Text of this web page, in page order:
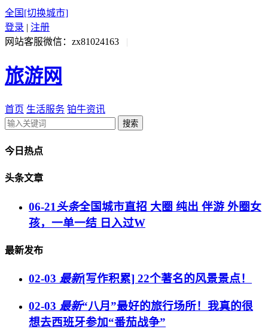
全国 [切换城市]
登录 | 注册
网站客服微信：zx81024163
|
旅游网
首页 生活服务 铂牛资讯
搜索
今日热点
头条文章
06-21 头条全国城市直招 大圈 纯出 伴游 外圈女
孩，一单一结 日入过W
最新发布
02-03 最新[写作积累] 22个著名的风景景点！
02-03 最新“八月”最好的旅行场所！我真的很
想去西班牙参加“番茄战争”